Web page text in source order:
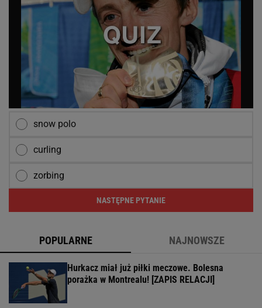
snow polo
curling
zorbing
NASTĘPNE PYTANIE
POPULARNE NAJNOWSZE
Hurkacz miał już piłki meczowe. Bolesna
porażka w Montrealu! [ZAPIS RELACJI]